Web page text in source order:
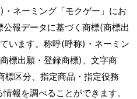
ネーミング「モクゲー」にお
公報データに基づく商標(商標出
います。称呼(呼称)・ネーミン
標出願・登録商標)、文字商
標区分、指定商品・指定役務
報を調べることができます。